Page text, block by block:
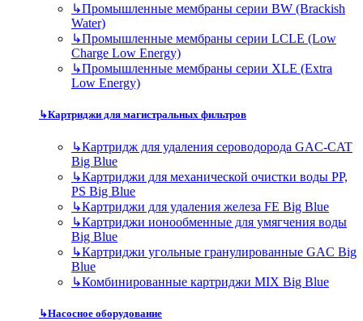
↳Промышленные мембраны серии BW (Brackish
Water)
↳Промышленные мембраны серии LCLE (Low
Charge Low Energy)
↳Промышленные мембраны серии XLE (Extra
Low Energy)
↳Картриджи для магистральных фильтров
↳Картридж для удаления сероводорода GAC-CAT
Big Blue
↳Картриджи для механической очистки воды PP,
PS Big Blue
↳Картриджи для удаления железа FE Big Blue
↳Картриджи ионообменные для умягчения воды
Big Blue
↳Картриджи угольные гранулированные GAC Big
Blue
↳Комбинированные картриджи MIX Big Blue
↳Насосное оборудование